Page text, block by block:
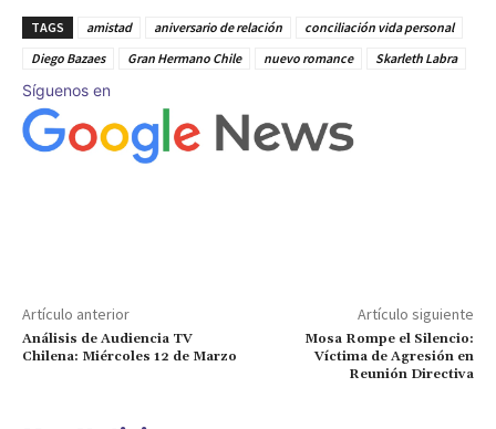
TAGS amistad aniversario de relación
conciliación vida personal
Diego Bazaes
Gran Hermano Chile nuevo romance Skarleth Labra
Síguenos en
Artículo anterior
Análisis de Audiencia TV
Chilena: Miércoles 12 de Marzo
Artículo siguiente
Mosa Rompe el Silencio:
Víctima de Agresión en
Reunión Directiva